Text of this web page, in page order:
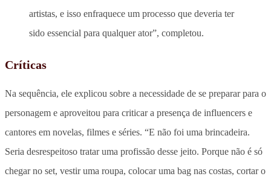
artistas, e isso enfraquece um processo que deveria ter
sido essencial para qualquer ator”, completou.
Críticas
Na sequência, ele explicou sobre a necessidade de se preparar para o
personagem e aproveitou para criticar a presença de influencers e
cantores em novelas, filmes e séries. “E não foi uma brincadeira.
Seria desrespeitoso tratar uma profissão desse jeito. Porque não é só
chegar no set, vestir uma roupa, colocar uma bag nas costas, cortar o